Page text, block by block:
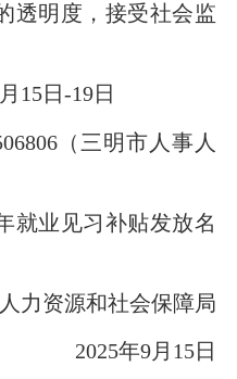
透明度，接受社会监
日-19日
（三明市人事人
业见习补贴发放名
资源和社会保障局
2025年9月15日